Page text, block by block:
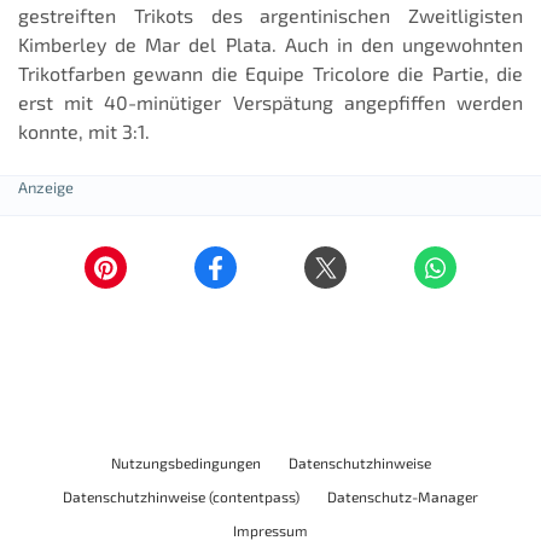
gestreiften Trikots des argentinischen Zweitligisten
Kimberley de Mar del Plata. Auch in den ungewohnten
Trikotfarben gewann die Equipe Tricolore die Partie, die
erst mit 40-minütiger Verspätung angepfiffen werden
konnte, mit 3:1.
Nutzungsbedingungen
Datenschutzhinweise
Datenschutzhinweise (contentpass)
Datenschutz-Manager
Impressum